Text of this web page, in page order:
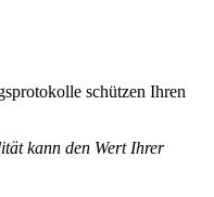
schützen Ihren
kann den Wert Ihrer